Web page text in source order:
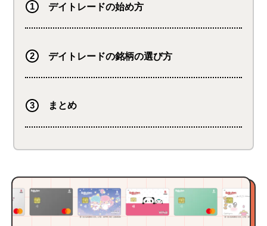
デイトレードの始め方
デイトレードの銘柄の選び方
まとめ